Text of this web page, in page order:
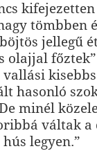
tömbben
jellegű
olajjal
hasonló
minél
váltak a
legyen.”